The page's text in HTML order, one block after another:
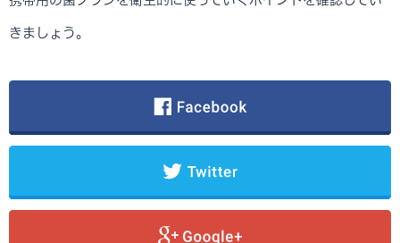
きましょう。